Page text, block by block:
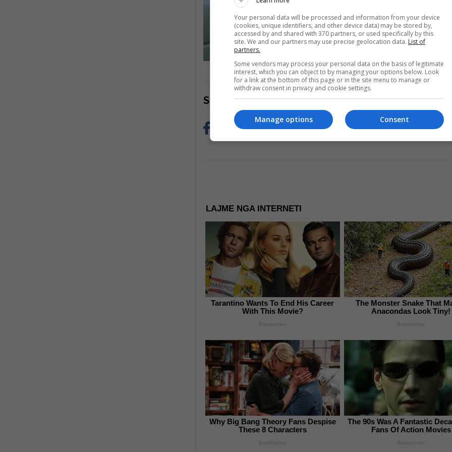
Read more
Share Now
LAJME NGA INTERNETI
Tarantino Wants To End His Career
With This Movie?
Brainberries
The Monster Snake That
Anacondas Look Tiny!
Brainberries
Why Big Bang Theory Fans Despise
These 8 Characters
Brainberries
The 90s Was A Fantastic
Fans Of Action Movies
Brainberries
Your personal data will be processed and information from your device
(cookies, unique identifiers, and other device data) may be stored by,
accessed by and shared with 370 partners, or used specifically by this
site. We and our partners may use precise geolocation data. List of
partners.
Some vendors may process your personal data on the basis of legitimate
interest, which you can object to by managing your options below. Look
for a link at the bottom of this page or in the site menu to manage or
withdraw consent in privacy and cookie settings.
Consent
Manage options